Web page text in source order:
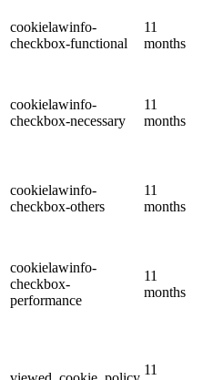
cookielawinfo-
checkbox-functional
11
months
cookielawinfo-
checkbox-necessary
11
months
cookielawinfo-
checkbox-others
11
months
cookielawinfo-
checkbox-
performance
11
months
11